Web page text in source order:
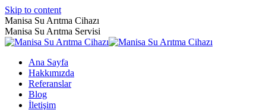
Skip to content
Manisa Su Arıtma Cihazı
Manisa Su Arıtma Servisi
Ana Sayfa
Hakkımızda
Referanslar
Blog
İletişim